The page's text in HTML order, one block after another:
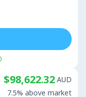
$98,622.32 AUD
7.5% above market